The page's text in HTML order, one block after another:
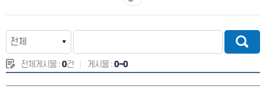
전체게시물 :0건 게시물 :0~0